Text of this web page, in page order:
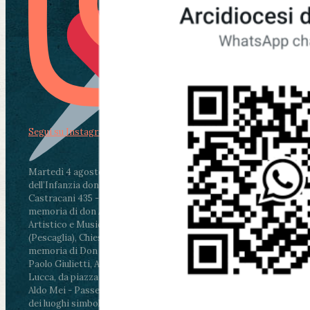
Martedì 4 agosto2026
ore 11:30 - Lucca, Scuola
dell’Infanzia don Aldo Mei - Viale Castruccio
Castracani 435 - Inaugurazione murales in
memoria di don Aldo Mei curato dal Liceo
Artistico e Musicale “Passaglia”
ore 18 - Fiano
(Pescaglia), Chiesa parrocchiale - Messa in
memoria di Don Aldo Mei celebrata da mons.
Paolo Giulietti, Arcivescovo di Lucca
ore 20.30 -
Lucca, da piazza San Michele al Cippo di don
Aldo Mei - Passeggiata della Memoria in alcuni
dei luoghi simbolo della città. Ritrovo alle ore
Segui su Instagram